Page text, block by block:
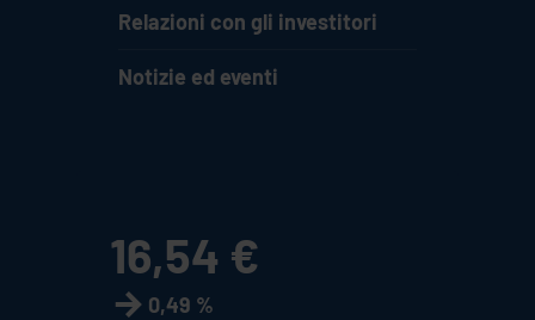
Relazioni con gli investitori
Notizie ed eventi
16,54 €
0,49 %